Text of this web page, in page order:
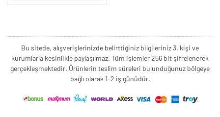
Bu sitede, alışverişlerinizde belirttiğiniz bilgileriniz 3. kişi ve
kurumlarla kesinlikle paylaşılmaz. Tüm işlemler 256 bit şifrelenerek
gerçekleşmektedir. Ürünlerin teslim süreleri bulunduğunuz bölgeye
bağlı olarak 1-2 iş günüdür.